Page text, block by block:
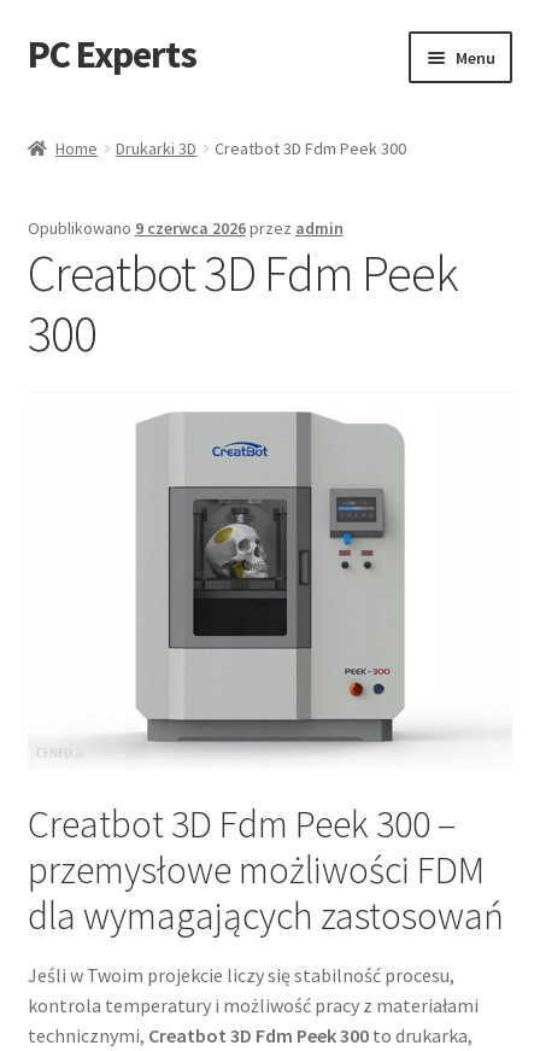
Przejdź
do
Przejdź
do
PC Experts Menu
Home Drukarki 3D Creatbot 3D Fdm Peek 300
Opublikowano 9 czerwca 2026przez admin
Creatbot 3D Fdm Peek
300
Creatbot 3D Fdm Peek 300 –
przemysłowe możliwości FDM
dla wymagających zastosowań
Jeśli w Twoim projekcie liczy się stabilność procesu,
kontrola temperatury i możliwość pracy z materiałami
technicznymi, Creatbot 3D Fdm Peek 300to drukarka,